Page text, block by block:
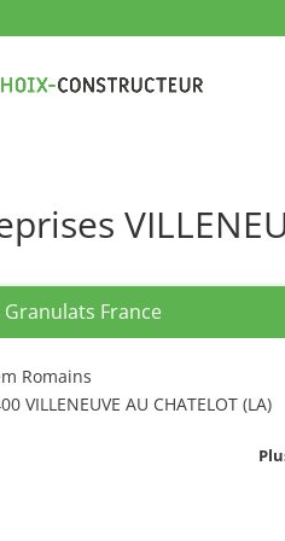
France
Romains
VILLENEUVE AU CHATELOT (LA)